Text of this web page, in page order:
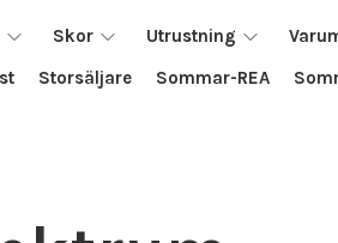
Skor Utrustning
Storsäljare Sommar-REA